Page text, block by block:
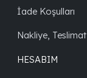
İade Koşulları
Nakliye,
HESABIM